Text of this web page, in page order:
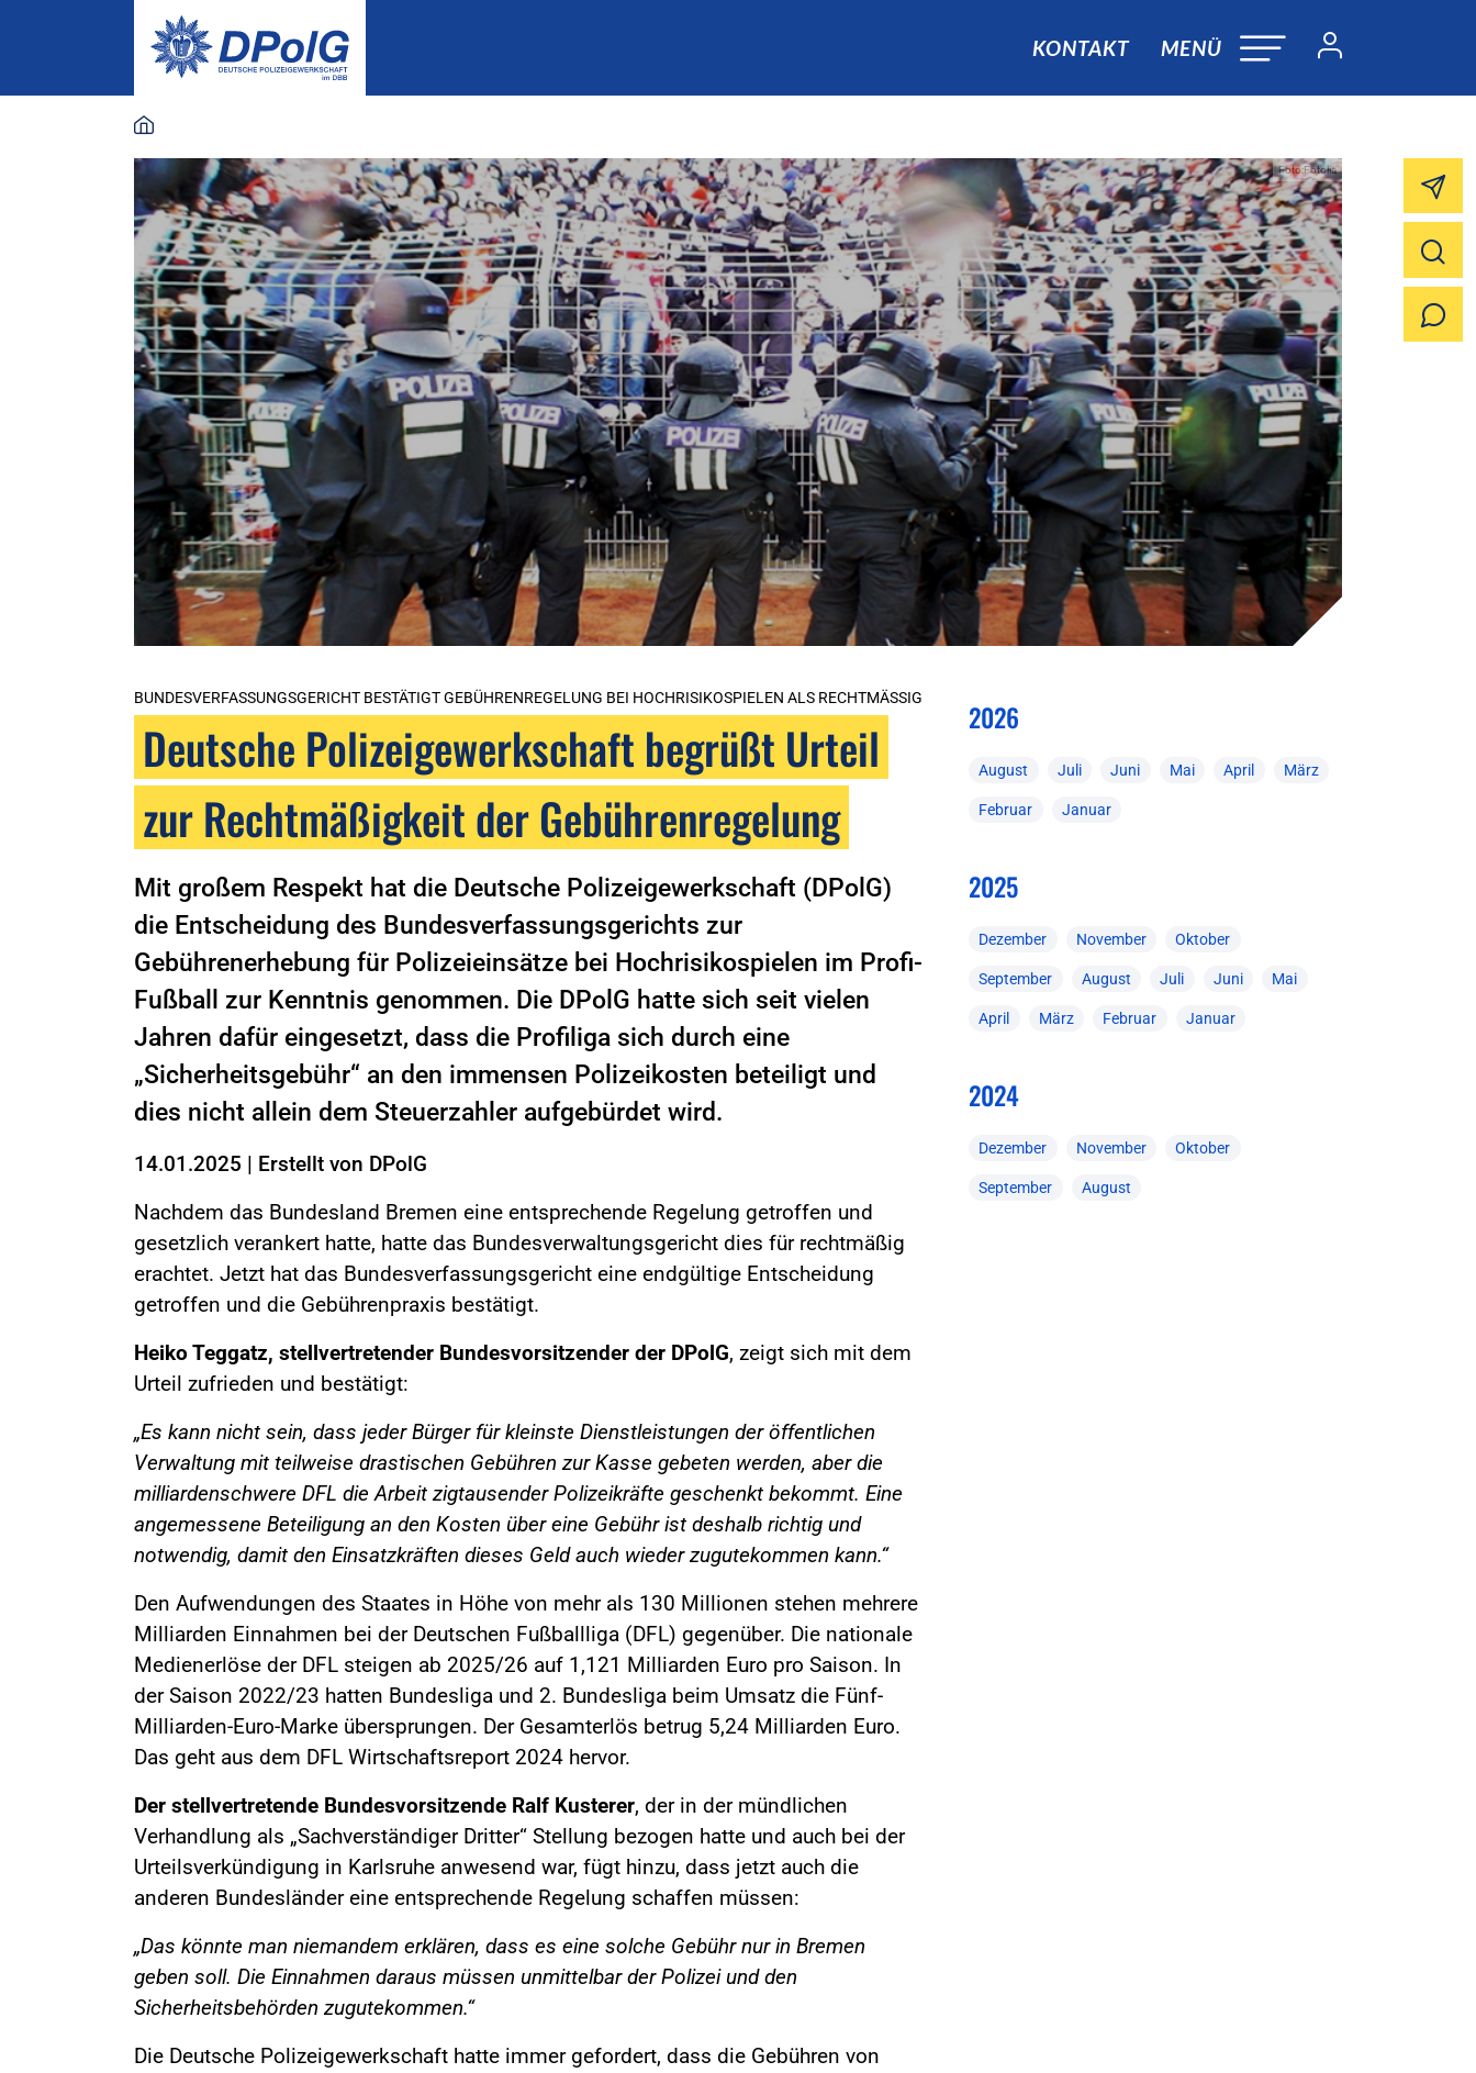
KONTAKT MENÜ
Foto:Fotolia
BUNDESVERFASSUNGSGERICHT BESTÄTIGT GEBÜHRENREGELUNG BEI HOCHRISIKOSPIELEN ALS RECHTMÄSSIG
Deutsche Polizeigewerkschaft begrüßt Urteil
zur Rechtmäßigkeit der Gebührenregelung
Mit großem Respekt hat die Deutsche Polizeigewerkschaft (DPolG)
die Entscheidung des Bundesverfassungsgerichts zur
Gebührenerhebung für Polizeieinsätze bei Hochrisikospielen im Profi-
Fußball zur Kenntnis genommen. Die DPolG hatte sich seit vielen
Jahren dafür eingesetzt, dass die Profiliga sich durch eine
„Sicherheitsgebühr“ an den immensen Polizeikosten beteiligt und
dies nicht allein dem Steuerzahler aufgebürdet wird.
14.01.2025 | Erstellt von DPolG
Nachdem das Bundesland Bremen eine entsprechende Regelung getroffen und
gesetzlich verankert hatte, hatte das Bundesverwaltungsgericht dies für rechtmäßig
erachtet. Jetzt hat das Bundesverfassungsgericht eine endgültige Entscheidung
getroffen und die Gebührenpraxis bestätigt.
Heiko Teggatz, stellvertretender Bundesvorsitzender der DPolG, zeigt sich mit dem
Urteil zufrieden und bestätigt:
„Es kann nicht sein, dass jeder Bürger für kleinste Dienstleistungen der öffentlichen
Verwaltung mit teilweise drastischen Gebühren zur Kasse gebeten werden, aber die
milliardenschwere DFL die Arbeit zigtausender Polizeikräfte geschenkt bekommt. Eine
angemessene Beteiligung an den Kosten über eine Gebühr ist deshalb richtig und
notwendig, damit den Einsatzkräften dieses Geld auch wieder zugutekommen kann.“
Den Aufwendungen des Staates in Höhe von mehr als 130 Millionen stehen mehrere
Milliarden Einnahmen bei der Deutschen Fußballliga (DFL) gegenüber. Die nationale
Medienerlöse der DFL steigen ab 2025/26 auf 1,121 Milliarden Euro pro Saison. In
der Saison 2022/23 hatten Bundesliga und 2. Bundesliga beim Umsatz die Fünf-
Milliarden-Euro-Marke übersprungen. Der Gesamterlös betrug 5,24 Milliarden Euro.
Das geht aus dem DFL Wirtschaftsreport 2024 hervor.
Der stellvertretende Bundesvorsitzende Ralf Kusterer, der in der mündlichen
Verhandlung als „Sachverständiger Dritter“ Stellung bezogen hatte und auch bei der
Urteilsverkündigung in Karlsruhe anwesend war, fügt hinzu, dass jetzt auch die
anderen Bundesländer eine entsprechende Regelung schaffen müssen:
„Das könnte man niemandem erklären, dass es eine solche Gebühr nur in Bremen
geben soll. Die Einnahmen daraus müssen unmittelbar der Polizei und den
Sicherheitsbehörden zugutekommen.“
Die Deutsche Polizeigewerkschaft hatte immer gefordert, dass die Gebühren von
2026
August Juli Juni Mai April März
Februar Januar
2025
Dezember November Oktober
September August Juli Juni Mai
April März Februar Januar
2024
Dezember November Oktober
September August